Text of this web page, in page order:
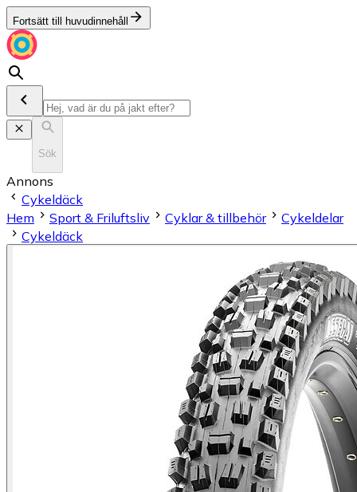
Fortsätt till huvudinnehåll
Sök
Annons
Cykeldäck
Hem
Sport & Friluftsliv Cyklar & tillbehör
Cykeldelar
Cykeldäck